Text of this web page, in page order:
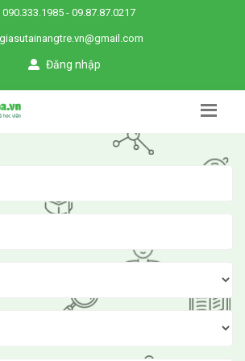
090.333.1985 - 09.87.87.0217
giasutainangtre.vn@gmail.com
Đăng nhập